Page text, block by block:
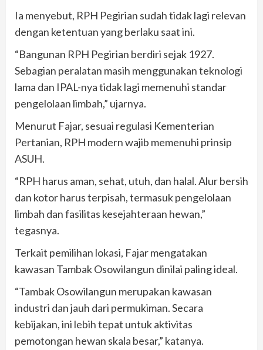
Ia menyebut, RPH Pegirian sudah tidak lagi relevan
dengan ketentuan yang berlaku saat ini.
“Bangunan RPH Pegirian berdiri sejak 1927.
Sebagian peralatan masih menggunakan teknologi
lama dan IPAL-nya tidak lagi memenuhi standar
pengelolaan limbah,” ujarnya.
Menurut Fajar, sesuai regulasi Kementerian
Pertanian, RPH modern wajib memenuhi prinsip
ASUH.
“RPH harus aman, sehat, utuh, dan halal. Alur bersih
dan kotor harus terpisah, termasuk pengelolaan
limbah dan fasilitas kesejahteraan hewan,”
tegasnya.
Terkait pemilihan lokasi, Fajar mengatakan
kawasan Tambak Osowilangun dinilai paling ideal.
“Tambak Osowilangun merupakan kawasan
industri dan jauh dari permukiman. Secara
kebijakan, ini lebih tepat untuk aktivitas
pemotongan hewan skala besar,” katanya.